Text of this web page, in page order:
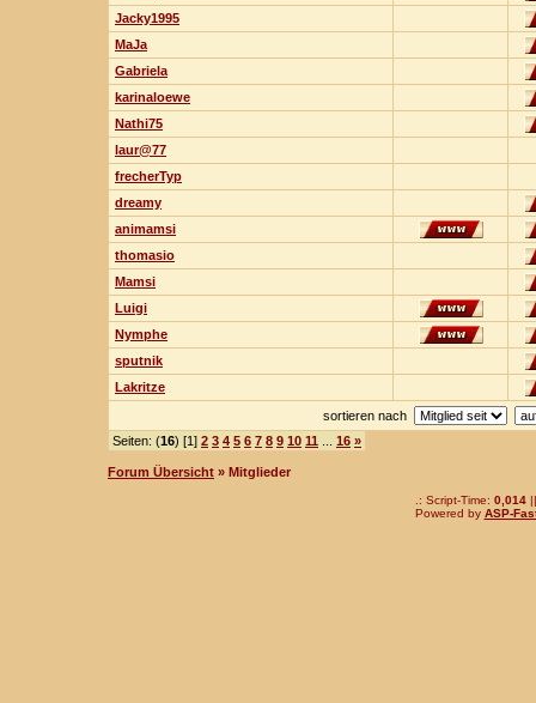
Jacky1995
MaJa
Gabriela
karinaloewe
Nathi75
laur@77
frecherTyp
dreamy
animamsi
thomasio
Mamsi
Luigi
Nymphe
sputnik
Lakritze
sortieren nach
Seiten: (16) [1] 2 3 4 5 6 7 8 9 10 11 16 »
Forum Übersicht » Mitglieder
.: Script-Time: 0,014||
Powered by ASP-